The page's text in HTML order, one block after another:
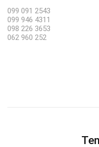
099 091 2543
099 946 4311
098 226 3653
062 960 252